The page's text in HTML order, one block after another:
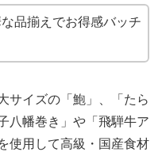
品揃えでお得感バッチ
サイズの「鮑」、「たら
八幡巻き」や「飛騨牛ア
使用して高級・国産食材